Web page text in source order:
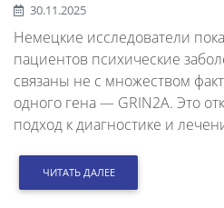
30.11.2025
Немецкие исследователи
пациентов психические
связаны не с множеством
одного гена — GRIN2A. Это
подход к диагностике и
ЧИТАТЬ ДАЛЕЕ